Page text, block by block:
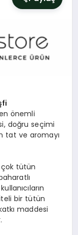
önemli
doğru seçimi
tat ve aromayı
tütün
bir tütün
maddesi